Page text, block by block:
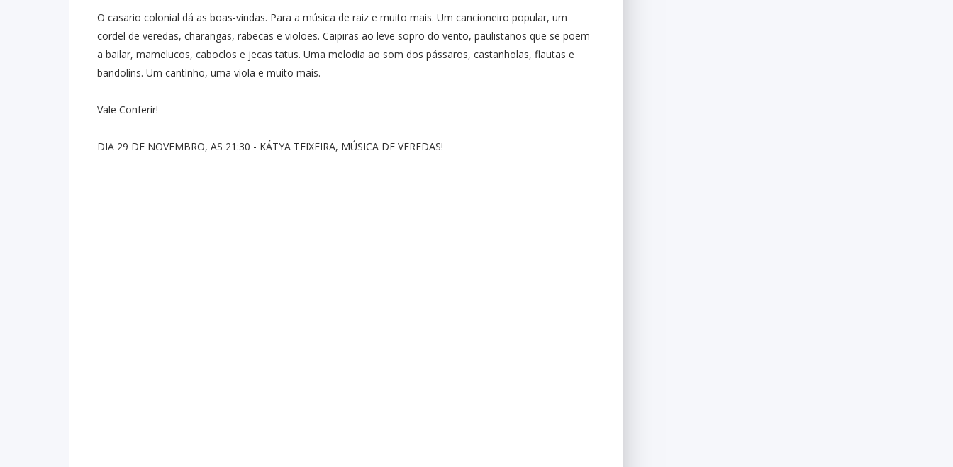
O casario colonial dá as boas-vindas. Para a música de raiz e muito mais. Um cancioneiro popular, um
cordel de veredas, charangas, rabecas e violões. Caipiras ao leve sopro do vento, paulistanos que se põem
a bailar, mamelucos, caboclos e jecas tatus. Uma melodia ao som dos pássaros, castanholas, flautas e
bandolins. Um cantinho, uma viola e muito mais.
Vale Conferir!
DIA 29 DE NOVEMBRO, AS 21:30 - KÁTYA TEIXEIRA, MÚSICA DE VEREDAS!